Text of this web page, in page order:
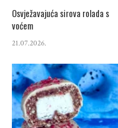
Osvježavajuća sirova rolada s
voćem
21.07.2026.